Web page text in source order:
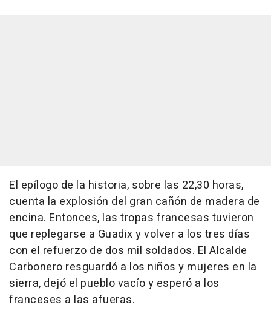
El epílogo de la historia, sobre las 22,30 horas,
cuenta la explosión del gran cañón de madera de
encina. Entonces, las tropas francesas tuvieron
que replegarse a Guadix y volver a los tres días
con el refuerzo de dos mil soldados. El Alcalde
Carbonero resguardó a los niños y mujeres en la
sierra, dejó el pueblo vacío y esperó a los
franceses a las afueras.